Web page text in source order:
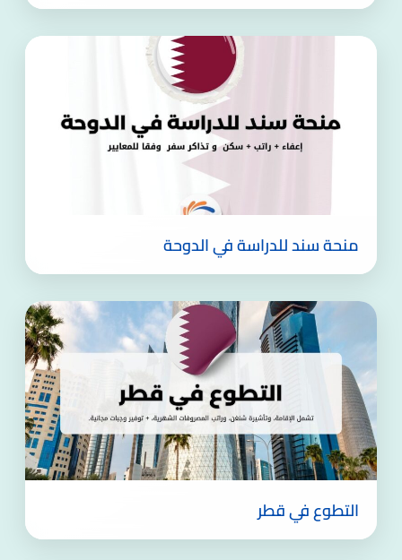
منحة سند للدراسة في الدوحة
التطوع في قطر